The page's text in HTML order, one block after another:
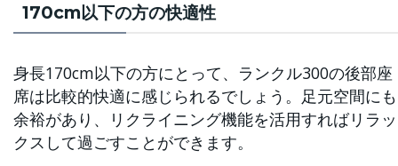
170cm以下の方の快適性
身長170cm以下の方にとって、ランクル300の後部座
席は比較的快適に感じられるでしょう。足元空間にも
余裕があり、リクライニング機能を活用すればリラッ
クスして過ごすことができます。